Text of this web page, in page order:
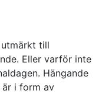
utmärkt till
Eller varför inte
Hängande
är i form av